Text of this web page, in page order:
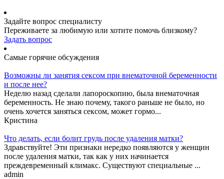
Задайте вопрос специалисту
Переживаете за любимую или хотите помочь близкому?
Задать вопрос
Самые горячие обсуждения
Возможны ли занятия сексом при внематочной беременности
и после нее?
Неделю назад сделали лапороскопию, была внематочная
беременность. Не знаю почему, такого раньше не было, но
очень хочется заняться сексом, может гормо...
Кристина
Что делать, если болит грудь после удаления матки?
Здравствуйте! Эти признаки нередко появляются у женщин
после удаления матки, так как у них начинается
преждевременный климакс. Существуют специальные ...
admin